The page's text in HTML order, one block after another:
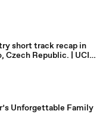
short track recap in
Czech Republic. | UCI
Unforgettable Family